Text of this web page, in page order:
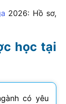
2026: Hồ sơ,
học tại
có yêu